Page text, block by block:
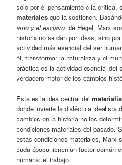
solo por el pensamiento o la crítica,
materiales que la sostienen.
amo y el esclavo”de Hegel, Marx
historia no se dan por ideas, sino
actividad más esencial del ser
él, transformar la naturaleza y el
práctica es la actividad esencial del
verdadero motor de los cambios
Esta es la idea central del
donde invierte la dialéctica idealista
cambios en la historia no los
condiciones materiales del pasado.
estas condiciones materiales, Marx
cada época tienen un factor común
humana: el trabajo.